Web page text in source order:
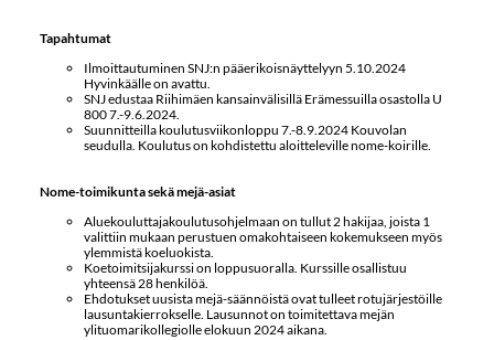
Tapahtumat
Ilmoittautuminen SNJ:n pääerikoisnäyttelyyn 5.10.2024
Hyvinkäälle on avattu.
SNJ edustaa Riihimäen kansainvälisillä Erämessuilla osastolla U
800 7.-9.6.2024.
Suunnitteilla koulutusviikonloppu 7.-8.9.2024 Kouvolan
seudulla. Koulutus on kohdistettu aloitteleville nome-koirille.
Nome-toimikunta sekä mejä-asiat
Aluekouluttajakoulutusohjelmaan on tullut 2 hakijaa, joista 1
valittiin mukaan perustuen omakohtaiseen kokemukseen myös
ylemmistä koeluokista.
Koetoimitsijakurssi on loppusuoralla. Kurssille osallistuu
yhteensä 28 henkilöä.
Ehdotukset uusista mejä-säännöistä ovat tulleet rotujärjestöille
lausuntakierrokselle. Lausunnot on toimitettava mejän
ylituomarikollegiolle elokuun 2024 aikana.